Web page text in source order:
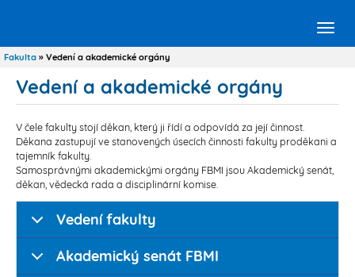
Drobečková
Fakulta Vedení a akademické orgány
Vedení a akademické orgány
V čele fakulty stojí děkan, který ji řídí a odpovídá za její činnost.
Děkana zastupují ve stanovených úsecích činnosti fakulty proděkani a
tajemník fakulty.
Samosprávnými akademickými orgány FBMI jsou Akademický senát,
děkan, vědecká rada a disciplinární komise.
Vedení fakulty
Akademický senát FBMI